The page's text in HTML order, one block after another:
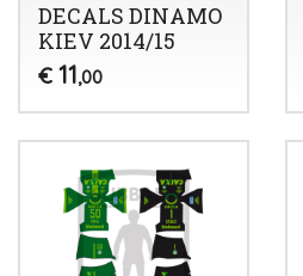
DECALS DINAMO
KIEV 2014/15
€ 11,00